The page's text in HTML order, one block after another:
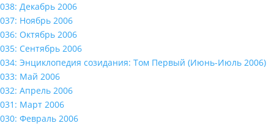
038: Декабрь 2006
037: Ноябрь 2006
036: Октябрь 2006
035: Сентябрь 2006
034: Энциклопедия созидания: Том Первый (Июнь-Июль 2006)
033: Май 2006
032: Апрель 2006
031: Март 2006
030: Февраль 2006